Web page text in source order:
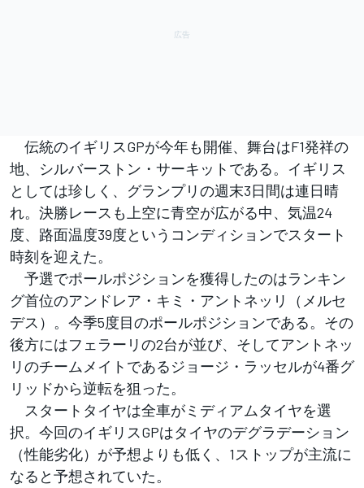
伝統のイギリスGPが今年も開催、舞台はF1発祥の
地、シルバーストン・サーキットである。イギリス
としては珍しく、グランプリの週末3日間は連日晴
れ。決勝レースも上空に青空が広がる中、気温24
度、路面温度39度というコンディションでスタート
時刻を迎えた。
予選でポールポジションを獲得したのはランキン
グ首位のアンドレア・キミ・アントネッリ（メルセ
デス）。今季5度目のポールポジションである。その
後方にはフェラーリの2台が並び、そしてアントネッ
リのチームメイトであるジョージ・ラッセルが4番グ
リッドから逆転を狙った。
スタートタイヤは全車がミディアムタイヤを選
択。今回のイギリスGPはタイヤのデグラデーション
（性能劣化）が予想よりも低く、1ストップが主流に
なると予想されていた。